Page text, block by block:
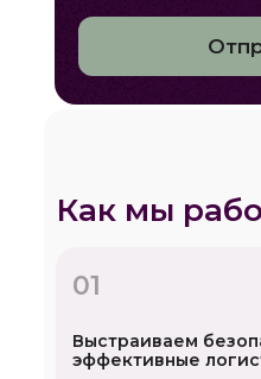
Как мы
01
Выстраиваем
эффективные